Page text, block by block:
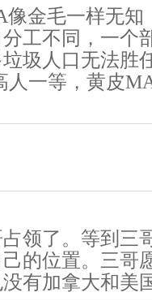
金毛一样无知
工不同，一个
圾人口无法胜
人一等，黄皮
领了。等到三
的位置。三哥
有加拿大和美